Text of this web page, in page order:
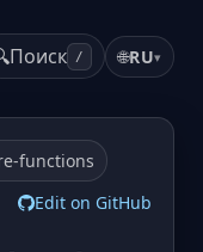
Поиск / 🌐RU▾
functions
Edit on GitHub